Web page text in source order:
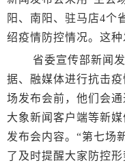
阳、南阳、驻马店4个
绍疫情防控情况。这种
省委宣传部新闻
据、融媒体进行抗击
场发布会前，他们会
大象新闻客户端等新
发布会内容。“第七场
了及时提醒大家防控